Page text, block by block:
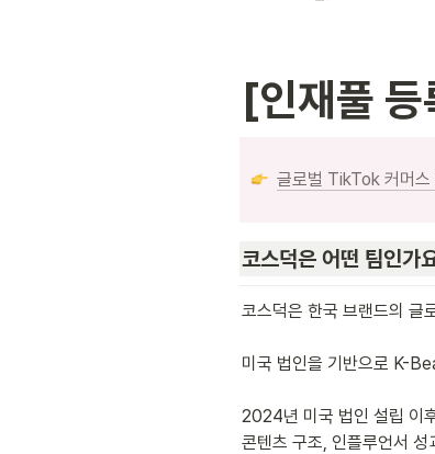
[인재풀
글로벌 TikTok 커머스
코스덕은 어떤 팀인가
코스덕은 한국 브랜드의 글
미국 법인을 기반으로 K-
2024년 미국 법인 설립 이
콘텐츠 구조, 인플루언서